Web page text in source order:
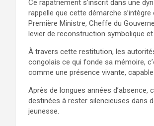
Ce rapatriement s’inscrit dans une
rappelle que cette démarche
Première Ministre, Cheffe du
levier de reconstruction symbolique
À travers cette restitution, les
congolais ce qui fonde sa mémoire,
comme une présence vivante,
Après de longues années
destinées à rester silencieuses dans
jeunesse.